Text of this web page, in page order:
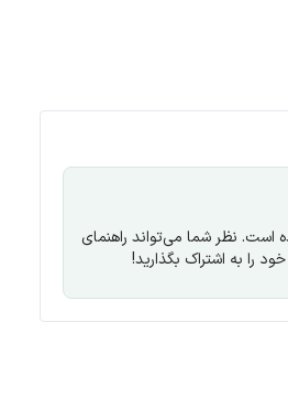
است. نظر شما می‌تواند راهنمای
را به اشتراک بگذارید!